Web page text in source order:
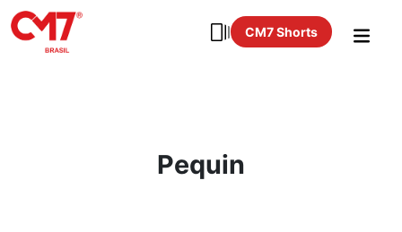
CM7 Shorts
Pequin